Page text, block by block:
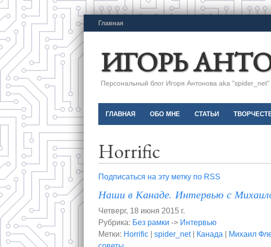
Главная
ИГОРЬ
Персональный блог Игоря Антонова aka "spider_net"
ГЛАВНАЯ ОБО МНЕ СТАТЬИ
Horrific
Подписаться на эту метку по RSS
Наши в Канаде. Интервью с
Четверг, 18 июня 2015 г.
Рубрика: Без рамки -> Интервью
Метки: Horrific spider_net| Канада Михаил